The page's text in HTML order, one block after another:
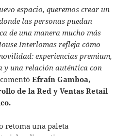
espacio, queremos crear un
las personas puedan
de una manera mucho más
Interlomas refleja cómo
experiencias premium,
y una relación auténtica con
comentóEfraín Gamboa,
de la Red y Ventas Retail
retoma una paleta